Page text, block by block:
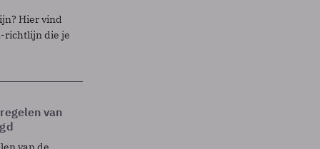
Hier vind
richtlijn die je
van